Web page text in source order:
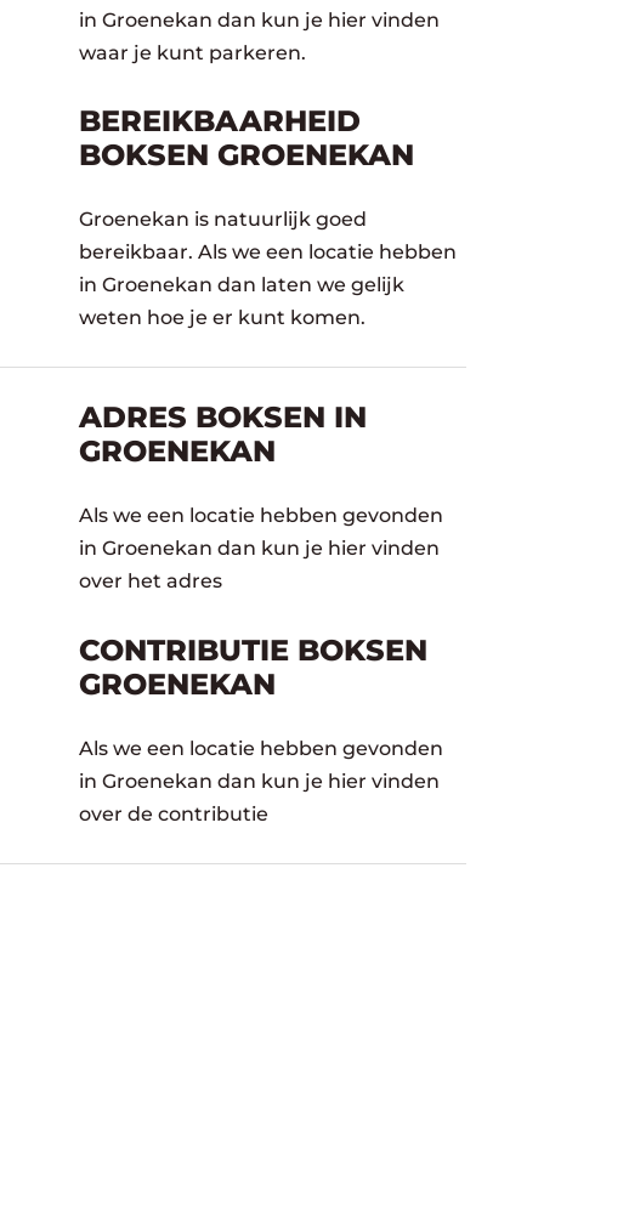
in Groenekan dan kun je hier vinden
waar je kunt parkeren.
BEREIKBAARHEID
BOKSEN GROENEKAN
Groenekan is natuurlijk goed
bereikbaar. Als we een locatie hebben
in Groenekan dan laten we gelijk
weten hoe je er kunt komen.
ADRES BOKSEN IN
GROENEKAN
Als we een locatie hebben gevonden
in Groenekan dan kun je hier vinden
over het adres
CONTRIBUTIE BOKSEN
GROENEKAN
Als we een locatie hebben gevonden
in Groenekan dan kun je hier vinden
over de contributie